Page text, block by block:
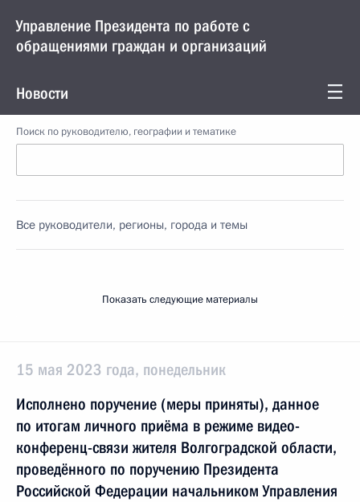
Управление Президента по работе с
обращениями граждан и организаций
Новости
Поиск по руководителю, географии и тематике
Все руководители, регионы, города и темы
Показать следующие материалы
15 мая 2023 года, понедельник
Исполнено поручение (меры приняты), данное
по итогам личного приёма в режиме видео-
конференц-связи жителя Волгоградской области,
проведённого по поручению Президента
Российской Федерации начальником Управления